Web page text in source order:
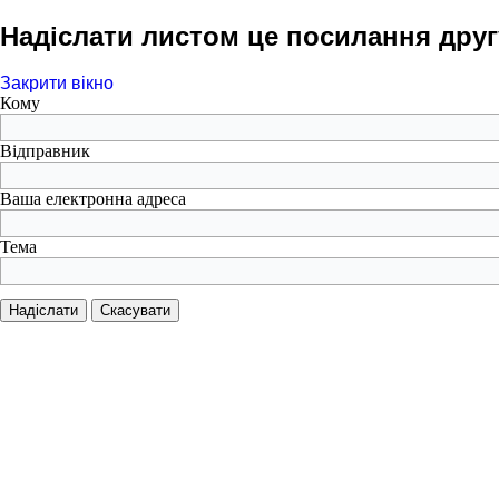
Надіслати листом це посилання
Закрити вікно
Кому
Відправник
Ваша електронна адреса
Тема
Надіслати Скасувати